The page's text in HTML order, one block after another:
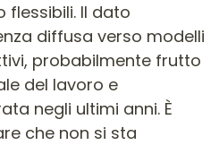
flessibili. Il dato
diffusa verso modelli
probabilmente frutto
del lavoro e
negli ultimi anni. È
che non si sta